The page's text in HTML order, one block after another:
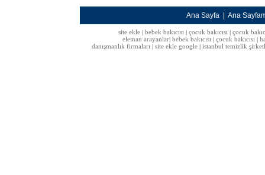
Ana Sayfa Ana
site ekle| bebek bakıcısı| çocuk bakıcısı| çocuk
eleman arayanlar bebek bakıcısı çocuk bakıcısı
danışmanlık firmaları
site ekle google istanbul temizlik